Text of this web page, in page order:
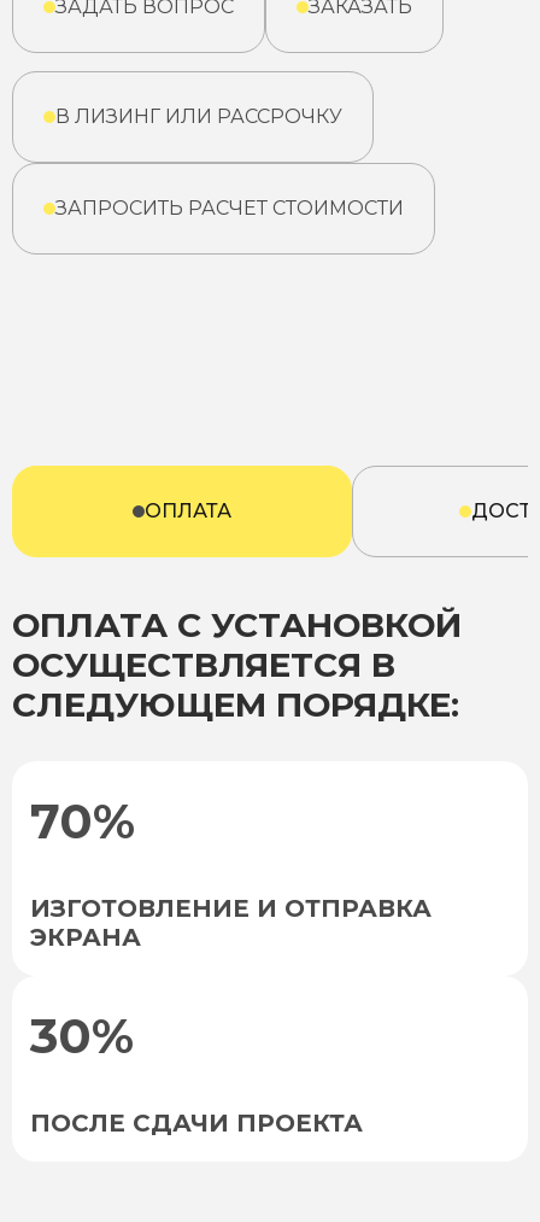
ЗАДАТЬ ВОПРОС ЗАКАЗАТЬ
В ЛИЗИНГ ИЛИ РАССРОЧКУ
ЗАПРОСИТЬ РАСЧЕТ СТОИМОСТИ
ОПЛАТА
ОПЛАТА С УСТАНОВКОЙ
ОСУЩЕСТВЛЯЕТСЯ В
СЛЕДУЮЩЕМ ПОРЯДКЕ:
70%
ИЗГОТОВЛЕНИЕ И ОТПРАВКА
ЭКРАНА
30%
ПОСЛЕ СДАЧИ ПРОЕКТА